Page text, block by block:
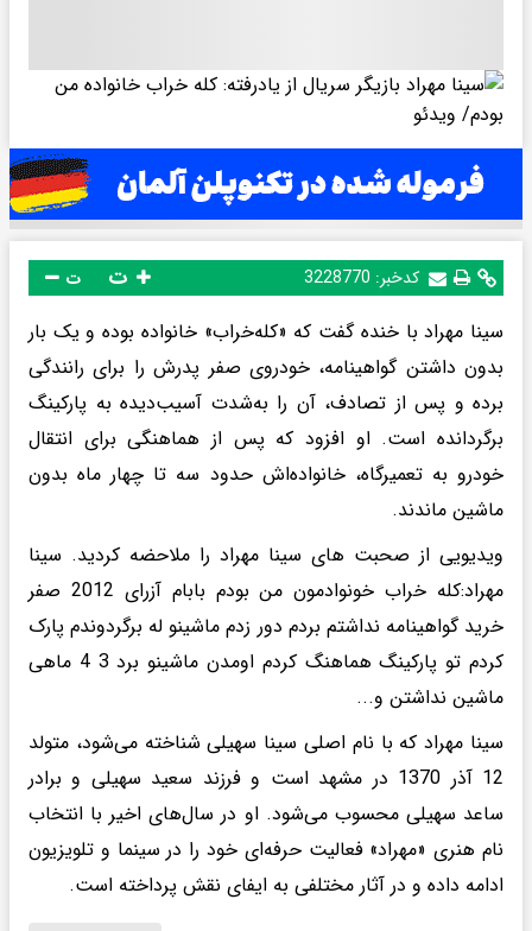
کدخبر: 3228770 ت
سینا مهراد با خنده گفت که «کله‌خراب» خانواده بوده و یک بار
بدون داشتن گواهینامه، خودروی صفر پدرش را برای رانندگی
برده و پس از تصادف، آن را به‌شدت آسیب‌دیده به پارکینگ
برگردانده است. او افزود که پس از هماهنگی برای انتقال
خودرو به تعمیرگاه، خانواده‌اش حدود سه تا چهار ماه بدون
ماشین ماندند.
ویدیویی از صحبت های سینا مهراد را ملاحضه کردید. سینا
مهراد:کله خراب خونوادمون من بودم بابام آزرای 2012 صفر
خرید گواهینامه نداشتم بردم دور زدم ماشینو له برگردوندم پارک
کردم تو پارکینگ هماهنگ کردم اومدن ماشینو برد 3 4 ماهی
ماشین نداشتن و...
سینا مهراد که با نام اصلی سینا سهیلی شناخته می‌شود، متولد
12 آذر 1370 در مشهد است و فرزند سعید سهیلی و برادر
ساعد سهیلی محسوب می‌شود. او در سال‌های اخیر با انتخاب
نام هنری «مهراد» فعالیت حرفه‌ای خود را در سینما و تلویزیون
ادامه داده و در آثار مختلفی به ایفای نقش پرداخته است.